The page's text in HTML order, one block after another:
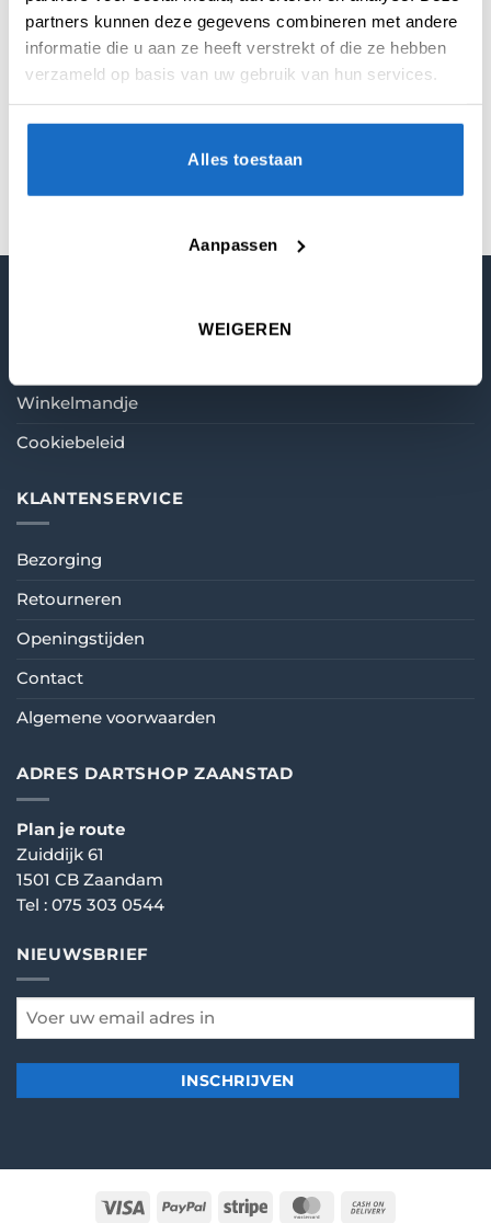
partners kunnen deze gegevens combineren met andere
informatie die u aan ze heeft verstrekt of die ze hebben
verzameld op basis van uw gebruik van hun services.
Alles toestaan
Aanpassen
WEIGEREN
BEOORDELINGEN (0)
MICRON 130
Winkelmandje
Cookiebeleid
KLANTENSERVICE
Bezorging
Retourneren
Openingstijden
Contact
Algemene voorwaarden
ADRES DARTSHOP ZAANSTAD
Plan je route
Zuiddijk 61
1501 CB Zaandam
Tel : 075 303 0544
NIEUWSBRIEF
email
*
Visa PayPal Stripe MasterCard